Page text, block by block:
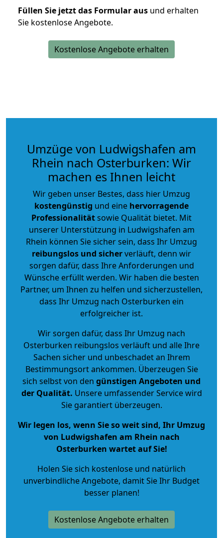
Füllen Sie jetzt das Formular aus und erhalten
Sie kostenlose Angebote.
Kostenlose Angebote erhalten
Umzüge von Ludwigshafen am
Rhein nach Osterburken: Wir
machen es Ihnen leicht
Wir geben unser Bestes, dass hier Umzug
kostengünstig und eine hervorragende
Professionalitätsowie Qualität bietet. Mit
unserer Unterstützung in Ludwigshafen am
Rhein können Sie sicher sein, dass Ihr Umzug
reibungslos und sicherverläuft, denn wir
sorgen dafür, dass Ihre Anforderungen und
Wünsche erfüllt werden. Wir haben die besten
Partner, um Ihnen zu helfen und sicherzustellen,
dass Ihr Umzug nach Osterburken ein
erfolgreicher ist.
Wir sorgen dafür, dass Ihr Umzug nach
Osterburken reibungslos verläuft und alle Ihre
Sachen sicher und unbeschadet an Ihrem
Bestimmungsort ankommen. Überzeugen Sie
sich selbst von den günstigen Angeboten und
der Qualität. Unsere umfassender Service wird
Sie garantiert überzeugen.
Wir legen los, wenn Sie so weit sind, Ihr Umzug
von Ludwigshafen am Rhein nach
Osterburken wartet auf Sie!
Holen Sie sich kostenlose und natürlich
unverbindliche Angebote, damit Sie Ihr Budget
besser planen!
Kostenlose Angebote erhalten